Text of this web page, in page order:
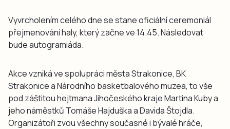
Vyvrcholením celého dne se stane oficiální ceremoniál
přejmenování haly, který začne ve 14.45. Následovat
bude autogramiáda.
Akce vzniká ve spolupráci města Strakonice, BK
Strakonice a Národního basketbalového muzea, to vše
pod záštitou hejtmana Jihočeského kraje Martina Kuby a
jeho náměstků Tomáše Hajduška a Davida Štojdla.
Organizátoři zvou všechny současné i bývalé hráče,